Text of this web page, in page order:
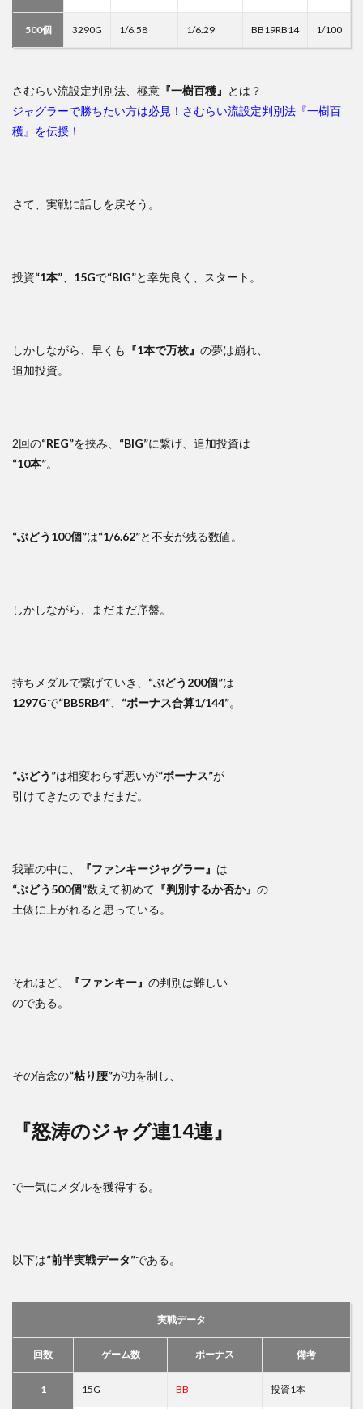
500個 3290G 1/6.58 1/6.29 BB19RB14 1/100
さむらい流設定判別法、極意 『一樹百穫』 とは？
ジャグラーで勝ちたい方は必見！さむらい流設定判別法『一樹百
穫』を伝授！
さて、実戦に話しを戻そう。
投資“1本” 15Gで“BIG”と幸先良く、スタート。
しかしながら、早くも 『1本で万枚』 の夢は崩れ、
追加投資。
2回の“REG”を挟み、 “BIG”に繋げ、追加投資は
“10本”。
“ぶどう100個”は“1/6.62”と不安が残る数値。
しかしながら、まだまだ序盤。
持ちメダルで繋げていき、 “ぶどう200個”は
1297Gで“BB5RB4” “ボーナス合算1/144”。
“ぶどう”は相変わらず悪いが“ボーナス”が
引けてきたのでまだまだ。
我輩の中に、 『ファンキージャグラー』 は
“ぶどう500個”数えて初めて 『判別するか否か』 の
土俵に上がれると思っている。
それほど、 『ファンキー』 の判別は難しい
のである。
その信念の“粘り腰”が功を制し、
『怒涛のジャグ連14連』
で一気にメダルを獲得する。
以下は“前半実戦データ”である。
実戦データ
回数 ゲーム数 ボーナス 備考
1 15G BB 投資1本